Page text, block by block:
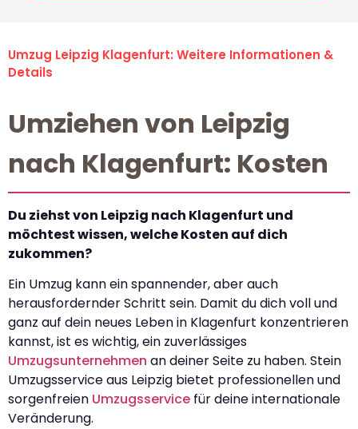
Umzug Leipzig Klagenfurt: Weitere Informationen &
Details
Umziehen von Leipzig
nach Klagenfurt: Kosten
Du ziehst von Leipzig nach Klagenfurt und
möchtest wissen, welche Kosten auf dich
zukommen?
Ein Umzug kann ein spannender, aber auch
herausfordernder Schritt sein. Damit du dich voll und
ganz auf dein neues Leben in Klagenfurt konzentrieren
kannst, ist es wichtig, ein zuverlässiges
Umzugsunternehmen an deiner Seite zu haben. Stein
Umzugsservice aus Leipzig bietet professionellen und
sorgenfreien Umzugsservice für deine internationale
Veränderung.